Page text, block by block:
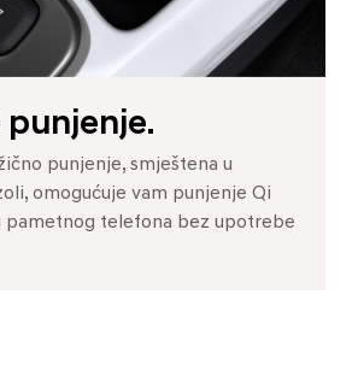
punjenje.
punjenje, smještena u
omogućuje vam punjenje Qi
telefona bez upotrebe